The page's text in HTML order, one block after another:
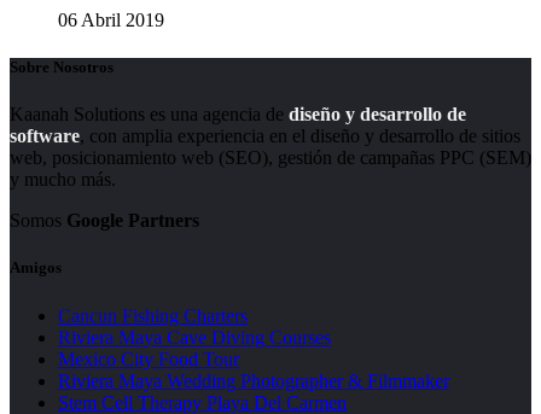
06 Abril 2019
Sobre Nosotros
Kaanah Solutions es una agencia de diseño y desarrollo de
software, con amplia experiencia en el diseño y desarrollo de sitios
web, posicionamiento web (SEO), gestión de campañas PPC (SEM)
y mucho más.
Somos Google Partners
Amigos
Cancun Fishing Charters
Riviera Maya Cave Diving Courses
Mexico City Food Tour
Riviera Maya Wedding Photographer & Filmmaker
Stem Cell Therapy Playa Del Carmen